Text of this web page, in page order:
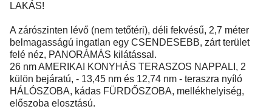
LAKÁS!
A zárószinten lévő (nem tetőtéri), déli fekvésű, 2,7 méter
belmagasságú ingatlan egy CSENDESEBB, zárt terület
felé néz, PANORÁMÁS kilátással.
26 nm AMERIKAI KONYHÁS TERASZOS NAPPALI, 2
külön bejáratú, - 13,45 nm és 12,74 nm - teraszra nyíló
HÁLÓSZOBA, kádas FÜRDŐSZOBA, mellékhelyiség,
előszoba elosztású.